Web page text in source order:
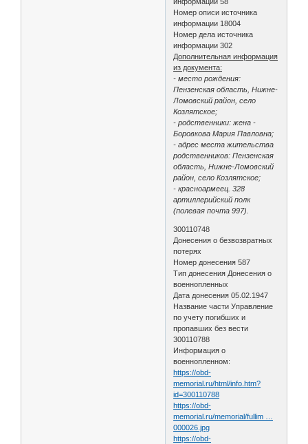
Номер описи источника
информации 18004
Номер дела источника
информации 302
Дополнительная информация
из документа:
- место рождения:
Пензенская область, Нижне-
Ломовский район, село
Козлятское;
- родственники: жена -
Боровкова Мария Павловна;
- адрес места жительства
родственников: Пензенская
область, Нижне-Ломовский
район, село Козлятское;
- красноармеец. 328
артиллерийский полк
(полевая почта 997).
300110748
Донесения о безвозвратных
потерях
Номер донесения 587
Тип донесения Донесения о
военнопленных
Дата донесения 05.02.1947
Название части Управление
по учету погибших и
пропавших без вести
300110788
Информация о
военнопленном:
https://obd-
memorial.ru/html/info.htm?
id=300110788
https://obd-
memorial.ru/memorial/fullim …
000026.jpg
https://obd-